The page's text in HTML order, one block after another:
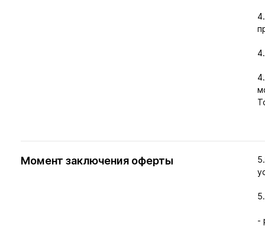
Момент заключения оферты
-